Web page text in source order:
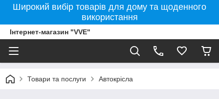
Широкий вибір товарів для дому та щоденного
використання
Інтернет-магазин "VVE"
Товари та послуги Автокрісла